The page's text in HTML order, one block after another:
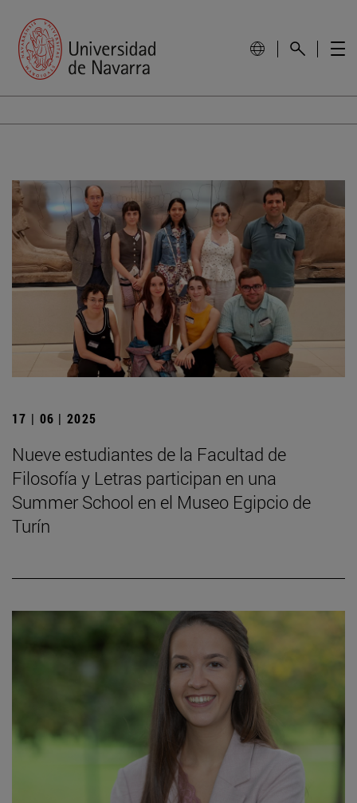
17 | 06 | 2025
Nueve estudiantes de la Facultad de
Filosofía y Letras participan en una
Summer School en el Museo Egipcio de
Turín